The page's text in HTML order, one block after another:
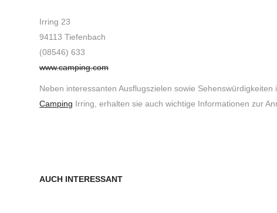
Irring 23
94113 Tiefenbach
(08546) 633
www.camping.com
Neben interessanten Ausflugszielen sowie
Camping Irring, erhalten sie auch wichtige Informationen zur
AUCH INTERESSANT